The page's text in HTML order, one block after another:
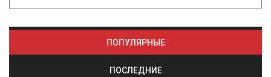
ПОПУЛЯРНЫЕ
ПОСЛЕДНИЕ